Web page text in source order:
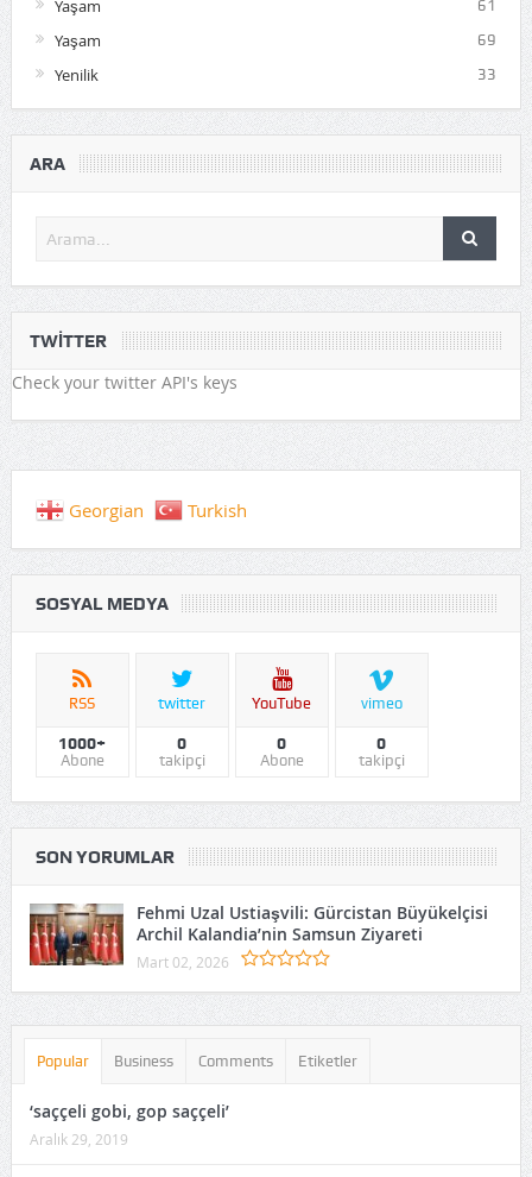
Yaşam 61
Yaşam 69
Yenilik 33
ARA
TWITTER
Check your twitter API's keys
Georgian Turkish
SOSYAL MEDYA
RSS
1000+
Abone
twitter
0
takipçi
YouTube
0
Abone
vimeo
0
takipçi
SON YORUMLAR
Fehmi Uzal Ustiaşvili: Gürcistan Büyükelçisi
Archil Kalandia’nin Samsun Ziyareti
Mart 02, 2026
Popular Business Comments Etiketler
‘saççeli gobi, gop saççeli’
Aralık 29, 2019